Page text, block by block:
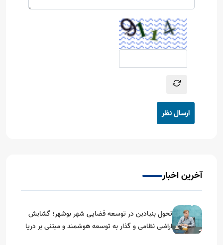
ارسال نظر
آخرین اخبار
تحول بنیادین در توسعه فضایی شهر بوشهر؛ گشایش
اراضی نظامی و گذار به توسعه هوشمند و مبتنی بر دریا